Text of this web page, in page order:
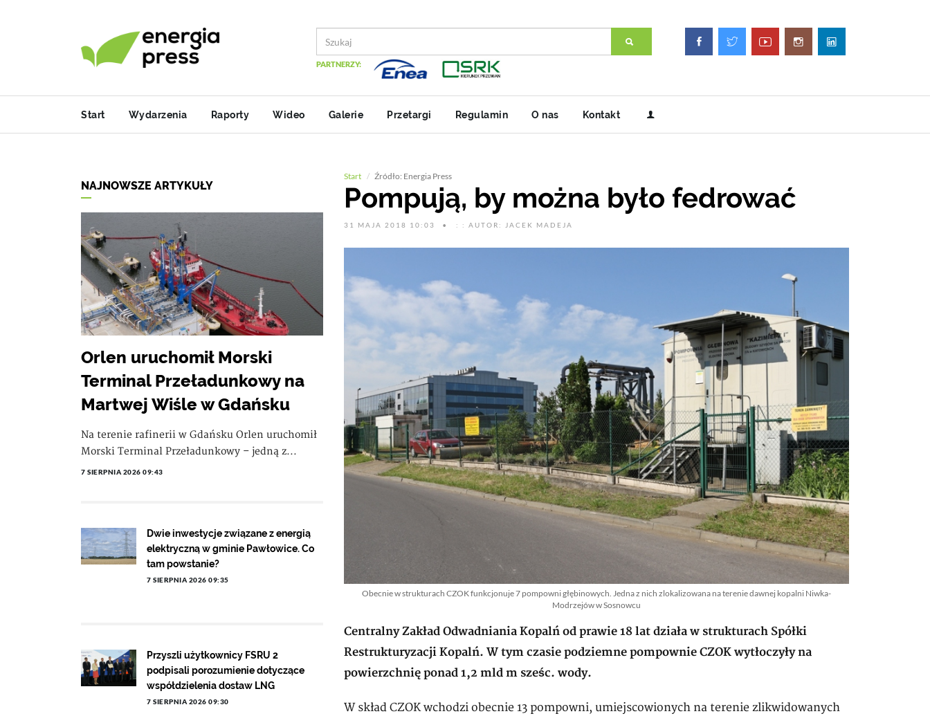
PARTNERZY:
Start Wydarzenia Raporty Wideo Galerie Przetargi Regulamin O nas Kontakt
Start Źródło: Energia Press
Pompują, by można było fedrować
31 MAJA 2018 10:03 : : AUTOR: JACEK MADEJA
Obecnie w strukturach CZOK funkcjonuje 7 pompowni głębinowych. Jedna z nich zlokalizowana na terenie dawnej kopalni Niwka-
Modrzejów w Sosnowcu
Centralny Zakład Odwadniania Kopalń od prawie 18 lat działa w strukturach Spółki
Restrukturyzacji Kopalń. W tym czasie podziemne pompownie CZOK wytłoczyły na
powierzchnię ponad 1,2 mld m sześc. wody.
W skład CZOK wchodzi obecnie 13 pompowni, umiejscowionych na terenie zlikwidowanych
NAJNOWSZE ARTYKUŁY
Orlen uruchomił Morski
Terminal Przeładunkowy na
Martwej Wiśle w Gdańsku
Na terenie rafinerii w Gdańsku Orlen uruchomił
Morski Terminal Przeładunkowy – jedną z...
7 SIERPNIA 2026 09:43
Dwie inwestycje związane z energią
elektryczną w gminie Pawłowice. Co
tam powstanie?
7 SIERPNIA 2026 09:35
Przyszli użytkownicy FSRU 2
podpisali porozumienie dotyczące
współdzielenia dostaw LNG
7 SIERPNIA 2026 09:30